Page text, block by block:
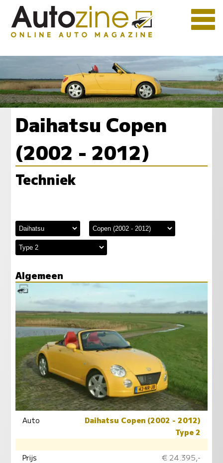
Daihatsu Copen
(2002 - 2012)
Techniek
Algemeen
Auto
Daihatsu Copen (2002 - 2012)
Type 2
Prijs
€ 24.395,-